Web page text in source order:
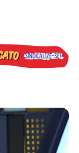
e repúdio aos